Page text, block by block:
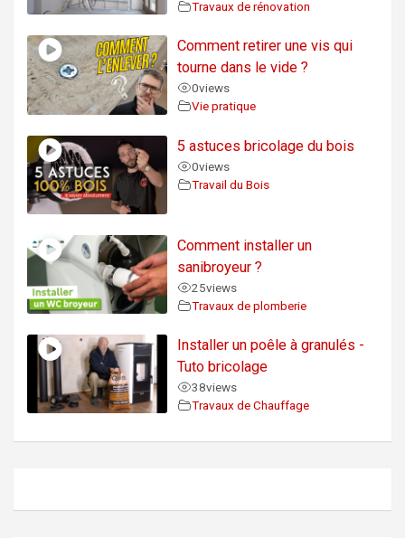
Travaux de rénovation
Comment retirer une vis qui
tourne dans le vide ?
0views
Vie pratique
5 astuces bricolage du bois
0views
Travail du Bois
Comment installer un
sanibroyeur ?
25views
Travaux de plomberie
Installer un poêle à granulés -
Tuto bricolage
38views
Travaux de Chauffage